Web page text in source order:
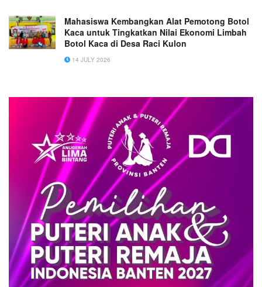
Mahasiswa Kembangkan Alat Pemotong Botol
Kaca untuk Tingkatkan Nilai Ekonomi Limbah
Botol Kaca di Desa Raci Kulon
14 JULY 2026